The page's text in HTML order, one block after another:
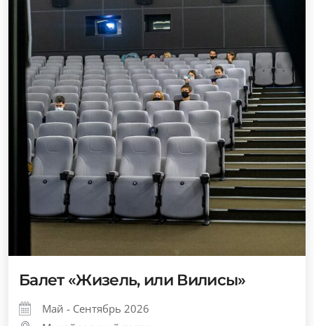
Балет «Жизель, или Вилисы»
Май - Сентябрь 2026